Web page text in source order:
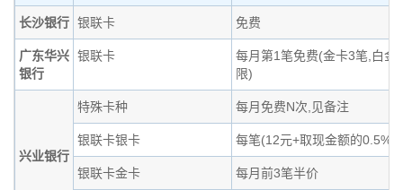
长沙银行 银联卡 免费
广东华兴
银行
银联卡
每月第1笔免费(金卡3笔,白金
限)
兴业银行
特殊卡种 每月免费N次,见备注
银联卡银卡 每笔(12元+取现金额的0.5%)
银联卡金卡 每月前3笔半价